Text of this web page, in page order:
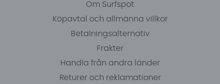
Om Surfspot
Köpavtal och allmänna villkor
Betalningsalternativ
Frakter
Handla från andra länder
Returer och reklamationer